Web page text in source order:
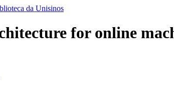
da Unisinos
for online